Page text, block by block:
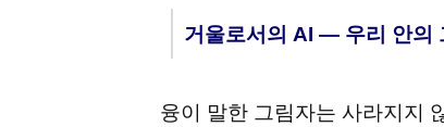
거울로서의 AI — 우리 안의
융이 말한 그림자는 사라지지